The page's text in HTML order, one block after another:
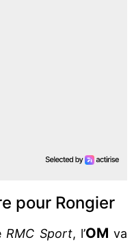
pour Rongier
RMC Sport, l’OM va